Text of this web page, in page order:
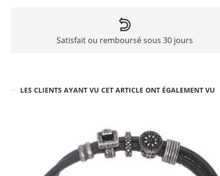
Satisfait ou remboursé sous 30 jours
LES CLIENTS AYANT VU CET ARTICLE ONT ÉGALEMENT VU